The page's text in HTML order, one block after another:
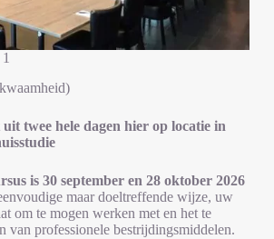
uit twee hele dagen hier op locatie in
is 30 september en 28 oktober 2026
maar doeltreffende wijze, uw
om te mogen werken met en het te
van professionele bestrijdingsmiddelen.